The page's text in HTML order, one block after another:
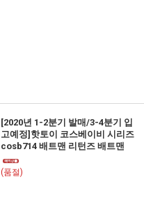
[2020년 1-2분기 발매/3-4분기 입
고예정]핫토이 코스베이비 시리즈
cosb714 배트맨 리턴즈 배트맨
(품절)